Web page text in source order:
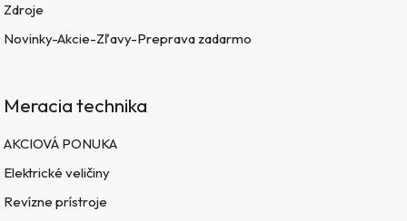
Zdroje
Novinky-Akcie-Zľavy-Preprava zadarmo
Meracia technika
AKCIOVÁ PONUKA
Elektrické veličiny
Revízne prístroje